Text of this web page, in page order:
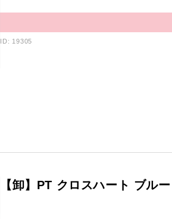
ID: 19305
【卸】PT クロスハート ブル